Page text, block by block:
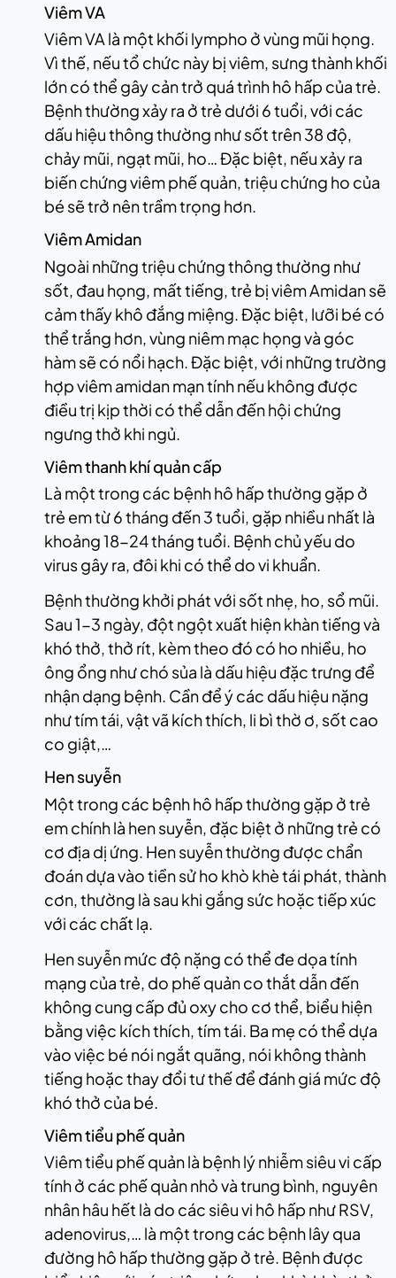
Viêm VA
Viêm VA là một khối lympho ở vùng mũi họng.
Vì thế, nếu tổ chức này bị viêm, sưng thành khối
lớn có thể gây cản trở quá trình hô hấp của trẻ.
Bệnh thường xảy ra ở trẻ dưới 6 tuổi, với các
dấu hiệu thông thường như sốt trên 38 độ,
chảy mũi, ngạt mũi, ho… Đặc biệt, nếu xảy ra
biến chứng viêm phế quản, triệu chứng ho của
bé sẽ trở nên trầm trọng hơn.
Viêm Amidan
Ngoài những triệu chứng thông thường như
sốt, đau họng, mất tiếng, trẻ bị viêm Amidan sẽ
cảm thấy khô đắng miệng. Đặc biệt, lưỡi bé có
thể trắng hơn, vùng niêm mạc họng và góc
hàm sẽ có nổi hạch. Đặc biệt, với những trường
hợp viêm amidan mạn tính nếu không được
điều trị kịp thời có thể dẫn đến hội chứng
ngưng thở khi ngủ.
Viêm thanh khí quản cấp
Là một trong các bệnh hô hấp thường gặp ở
trẻ em từ 6 tháng đến 3 tuổi, gặp nhiều nhất là
khoảng 18-24 tháng tuổi. Bệnh chủ yếu do
virus gây ra, đôi khi có thể do vi khuẩn.
Bệnh thường khởi phát với sốt nhẹ, ho, sổ mũi.
Sau 1-3 ngày, đột ngột xuất hiện khàn tiếng và
khó thở, thở rít, kèm theo đó có ho nhiều, ho
ông ổng như chó sủa là dấu hiệu đặc trưng để
nhận dạng bệnh. Cần để ý các dấu hiệu nặng
như tím tái, vật vã kích thích, li bì thờ ơ, sốt cao
co giật,…
Hen suyễn
Một trong các bệnh hô hấp thường gặp ở trẻ
em chính là hen suyễn, đặc biệt ở những trẻ có
cơ địa dị ứng. Hen suyễn thường được chẩn
đoán dựa vào tiền sử ho khò khè tái phát, thành
cơn, thường là sau khi gắng sức hoặc tiếp xúc
với các chất lạ.
Hen suyễn mức độ nặng có thể đe dọa tính
mạng của trẻ, do phế quản co thắt dẫn đến
không cung cấp đủ oxy cho cơ thể, biểu hiện
bằng việc kích thích, tím tái. Ba mẹ có thể dựa
vào việc bé nói ngắt quãng, nói không thành
tiếng hoặc thay đổi tư thế để đánh giá mức độ
khó thở của bé.
Viêm tiểu phế quản
Viêm tiểu phế quản là bệnh lý nhiễm siêu vi cấp
tính ở các phế quản nhỏ và trung bình, nguyên
nhân hâu hết là do các siêu vi hô hấp như RSV,
adenovirus,… là một trong các bệnh lây qua
đường hô hấp thường gặp ở trẻ. Bệnh được